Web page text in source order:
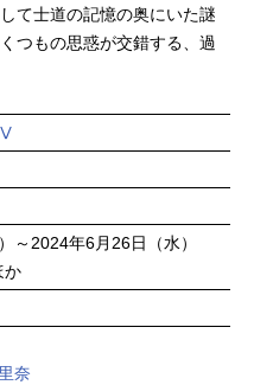
て士道の記憶の奥にいた謎
つもの思惑が交錯する、過
～2024年6月26日（水）
か
奈